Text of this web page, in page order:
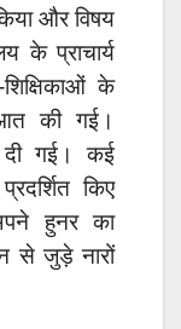
और विषय
के प्राचार्य
के
की गई।
दी गई। कई
किए
हुनर का
से जुड़े नारों